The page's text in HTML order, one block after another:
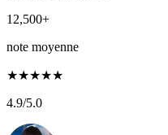
12,500+
note moyenne
★★★★★
4.9/5.0